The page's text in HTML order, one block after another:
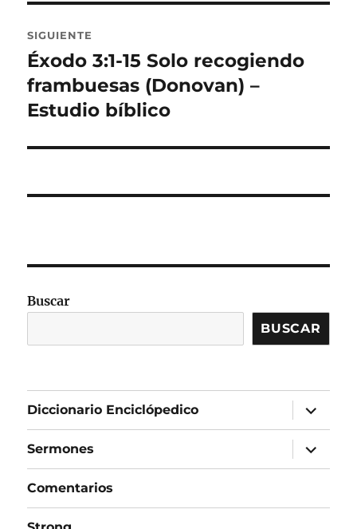
SIGUIENTE
Entrada
siguiente:
Éxodo 3:1-15 Solo recogiendo
frambuesas (Donovan) –
Estudio bíblico
Buscar
BUSCAR
Diccionario Enciclópedico
expandir
el
menú
inferior
Sermones
expandir
el
menú
Comentarios